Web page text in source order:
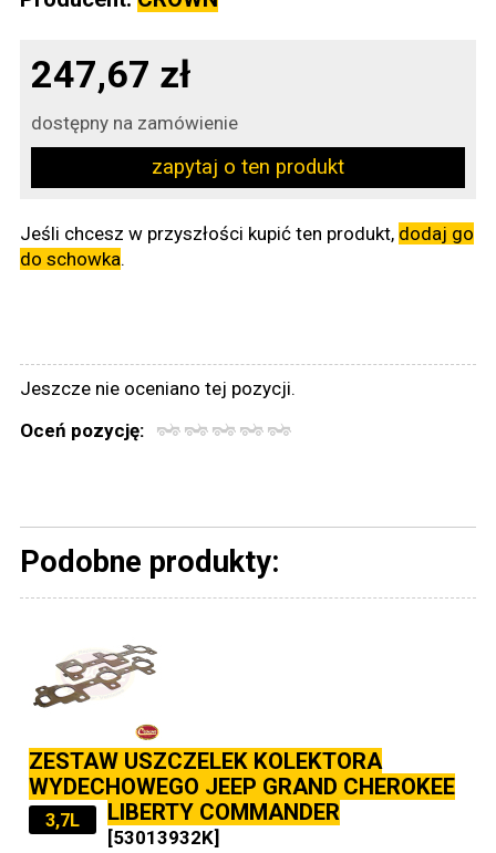
247,67 zł
dostępny na zamówienie
zapytaj o ten produkt
Jeśli chcesz w przyszłości kupić ten produkt, dodaj go
do schowka.
Jeszcze nie oceniano tej pozycji.
Oceń pozycję:
Podobne produkty:
ZESTAW USZCZELEK KOLEKTORA
WYDECHOWEGO JEEP GRAND CHEROKEE
LIBERTY COMMANDER
3,7L
[53013932K]